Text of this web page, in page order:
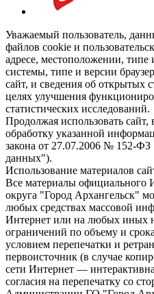
Уважаемый пользователь,
файлов cookie и
адресе, местоположении,
системы, типе и версии
сайт, и сведения об открытых
целях улучшения
статистических исследований.
Продолжая использовать сайт,
обработку указанной
закона от 27.07.2006 № 152-ФЗ
данных").
Использование материалов
Все материалы официального
округа "Город Архангельск"
любых средствах массовой
Интернет или на любых иных
ограничений по объему и
условием перепечатки и
первоисточник (в случае
сети Интернет —
согласия на перепечатку со